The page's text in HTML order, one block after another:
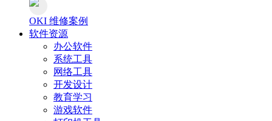
OKI 维修案例
软件资源
办公软件
系统工具
网络工具
开发设计
教育学习
游戏软件